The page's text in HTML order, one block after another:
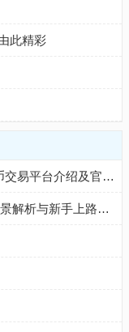
此精彩
币安（Binance）——全球领先的加密货币交易平台介绍及官方入口
欧易OKX：全球头部数字资产交易平台全景解析与新手上路指南